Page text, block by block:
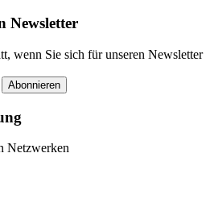
Newsletter
wenn Sie sich für unseren Newsletter
Abonnieren
Netzwerken